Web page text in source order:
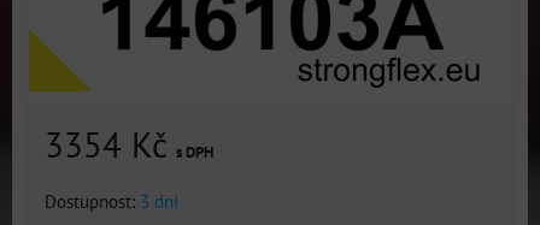
3354 Kč s DPH
Dostupnost: 3 dni